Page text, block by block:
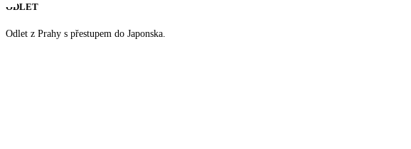
ODLET
Odlet z Prahy s přestupem do Japonska.